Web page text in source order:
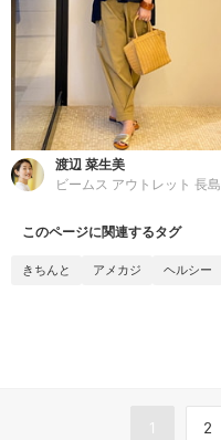
渡辺 菜生美
ビームス アウトレット 長島
このページに関連するタグ
きちんと アメカジ ヘルシー
1 2